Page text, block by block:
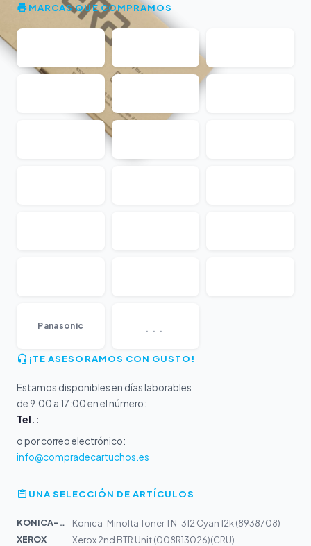
MARCAS QUE COMPRAMOS
Panasonic ...
¡TE ASESORAMOS CON GUSTO!
Estamos disponibles en días laborables
de 9:00 a 17:00 en el número:
Tel.:
o por correo electrónico:
info@compradecartuchos.es
UNA SELECCIÓN DE ARTÍCULOS
KONICA-MIN...
Konica-Minolta Toner TN-312 Cyan 12k (8938708)
XEROX
Xerox 2nd BTR Unit (008R13026)(CRU)